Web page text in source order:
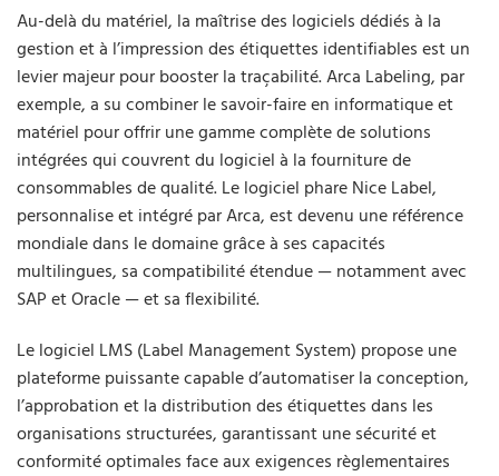
Au-delà du matériel, la maîtrise des logiciels dédiés à la
gestion et à l’impression des étiquettes identifiables est un
levier majeur pour booster la traçabilité. Arca Labeling, par
exemple, a su combiner le savoir-faire en informatique et
matériel pour offrir une gamme complète de solutions
intégrées qui couvrent du logiciel à la fourniture de
consommables de qualité. Le logiciel phare Nice Label,
personnalise et intégré par Arca, est devenu une référence
mondiale dans le domaine grâce à ses capacités
multilingues, sa compatibilité étendue — notamment avec
SAP et Oracle — et sa flexibilité.
Le logiciel LMS (Label Management System) propose une
plateforme puissante capable d’automatiser la conception,
l’approbation et la distribution des étiquettes dans les
organisations structurées, garantissant une sécurité et
conformité optimales face aux exigences règlementaires